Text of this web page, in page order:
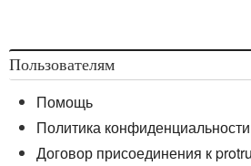
Пользователям
Помощь
Политика конфиденциальности
Договор присоединения к